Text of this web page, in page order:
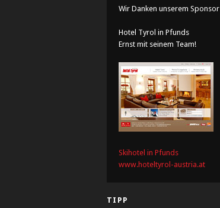
Wir Danken unserem Sponsor
Hotel Tyrol in Pfunds
Ernst mit seinem Team!
Skihotel in Pfunds
www.hoteltyrol-austria.at
TIPP